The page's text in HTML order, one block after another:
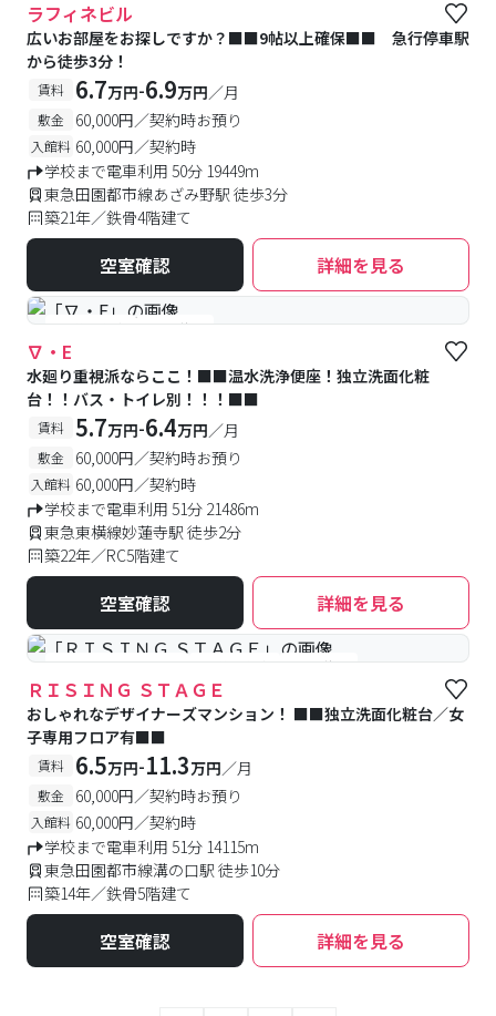
ラフィネビル
広いお部屋をお探しですか？■■9帖以上確保■■ 急行停車駅
から徒歩3分！
賃料 6.7万円-6.9万円／月
敷金 60,000円／契約時お預り
入館料 60,000円／契約時
学校まで電車利用 50分 19449m
東急田園都市線あざみ野駅 徒歩3分
築21年／鉄骨4階建て
空室確認 詳細を見る
#予約受付中 #空室待ち
∇・E
水廻り重視派ならここ！■■温水洗浄便座！独立洗面化粧
台！！バス・トイレ別！！！■■
賃料 5.7万円-6.4万円／月
敷金 60,000円／契約時お預り
入館料 60,000円／契約時
学校まで電車利用 51分 21486m
東急東横線妙蓮寺駅 徒歩2分
築22年／RC5階建て
空室確認 詳細を見る
#女性専用フロアあり #予約受付中 #空室待ち
ＲＩＳＩＮＧ ＳＴＡＧＥ
おしゃれなデザイナーズマンション！ ■■独立洗面化粧台／女
子専用フロア有■■
賃料 6.5万円-11.3万円／月
敷金 60,000円／契約時お預り
入館料 60,000円／契約時
学校まで電車利用 51分 14115m
東急田園都市線溝の口駅 徒歩10分
築14年／鉄骨5階建て
空室確認 詳細を見る